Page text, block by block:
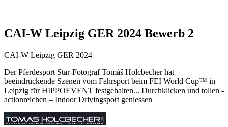
CAI-W Leipzig GER 2024 Bewerb 2
CAI-W Leipzig GER 2024
Der Pferdesport Star-Fotograf Tomáš Holcbecher hat
beeindruckende Szenen vom Fahrsport beim FEI World Cup™ in
Leipzig für HIPPOEVENT festgehalten... Durchklicken und tollen -
actionreichen – Indoor Drivingsport geniessen